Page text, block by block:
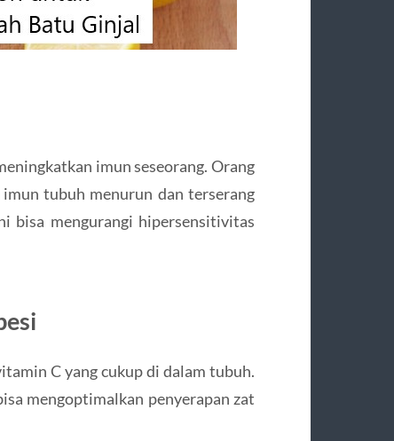
imun seseorang. Orang
tubuh menurun dan terserang
bisa mengurangi hipersensitivitas
C yang cukup di dalam tubuh.
mengoptimalkan penyerapan zat